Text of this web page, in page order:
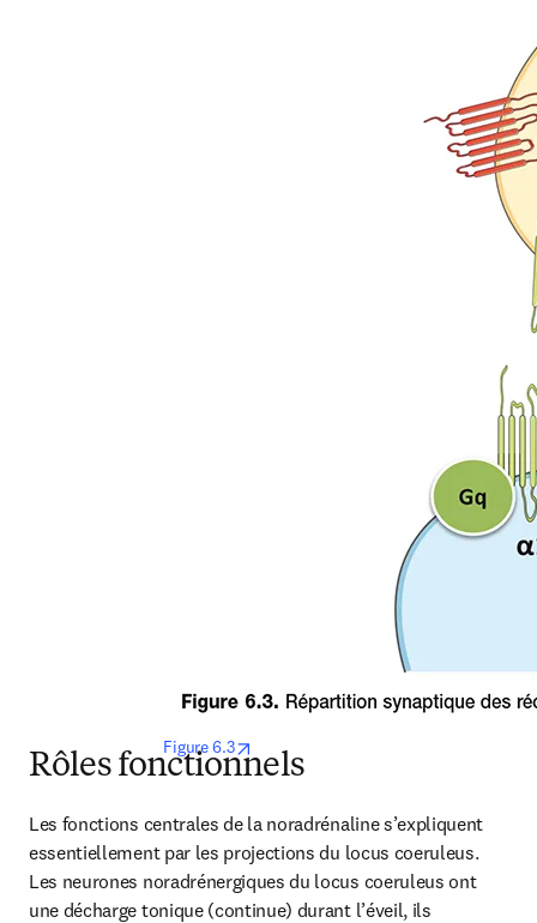
Figure 6.3 opens in new tab/window
Rôles fonctionnels
Les fonctions centrales de la noradrénaline s’expliquent
essentiellement par les projections du locus coeruleus.
Les neurones noradrénergiques du locus coeruleus ont
une décharge tonique (continue) durant l’éveil, ils